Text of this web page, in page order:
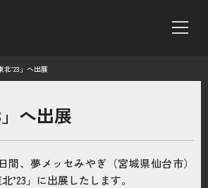
北’23」へ出展
」へ出展
間、夢メッセみやぎ（宮城県仙台市）
’23」に出展したします。